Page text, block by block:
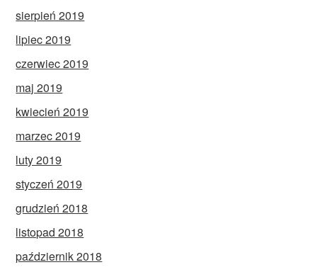
sierpień 2019
lipiec 2019
czerwiec 2019
maj 2019
kwiecień 2019
marzec 2019
luty 2019
styczeń 2019
grudzień 2018
listopad 2018
październik 2018